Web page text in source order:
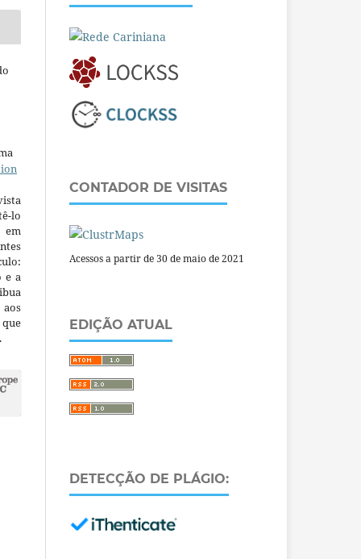
lo
em
e a
CONTADOR DE VISITAS
Acessos a partir de 30 de maio de 2021
EDIÇÃO ATUAL
DETECÇÃO DE PLÁGIO: